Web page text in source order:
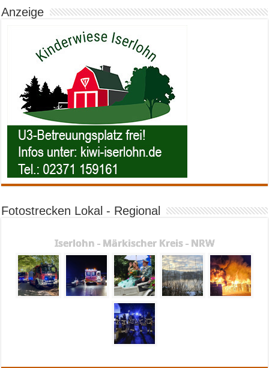
Anzeige
Fotostrecken Lokal - Regional
Iserlohn - Märkischer Kreis - NRW